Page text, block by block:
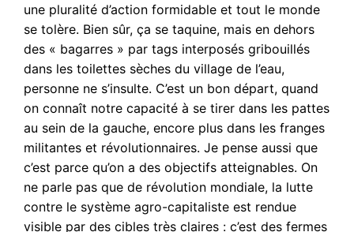
une pluralité d’action formidable et tout le monde
se tolère. Bien sûr, ça se taquine, mais en dehors
des « bagarres » par tags interposés gribouillés
dans les toilettes sèches du village de l’eau,
personne ne s’insulte. C’est un bon départ, quand
on connaît notre capacité à se tirer dans les pattes
au sein de la gauche, encore plus dans les franges
militantes et révolutionnaires. Je pense aussi que
c’est parce qu’on a des objectifs atteignables. On
ne parle pas que de révolution mondiale, la lutte
contre le système agro-capitaliste est rendue
visible par des cibles très claires : c’est des fermes